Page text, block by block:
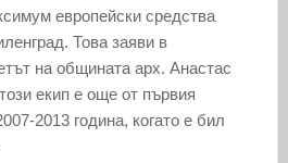
европейски средства
Това заяви в
на общината арх. Анастас
екип е още от първия
2013 година, когато е бил